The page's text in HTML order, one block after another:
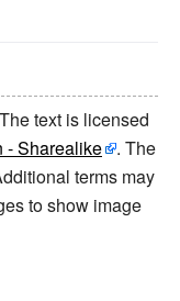
text is licensed
- Sharealike
. The
terms may
to show image